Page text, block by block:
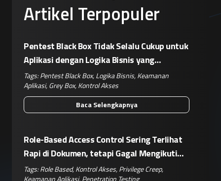
Artikel Terpopuler
Pentest Black Box Tidak Selalu Cukup untuk
Aplikasi dengan Logika Bisnis yang
Kompleks
Tags:Pentest Black Box,Logika Bisnis,Keamanan
Aplikasi,Grey Box,Kontrol Akses
Baca Selengkapnya
Role-Based Access Control Sering Terlihat
Rapi di Dokumen, tetapi Gagal Mengikuti
Operasional Nyata
Tags:Role Based,Kontrol Akses,Privilege Creep,
Keamanan Aplikasi,Penetration Testing